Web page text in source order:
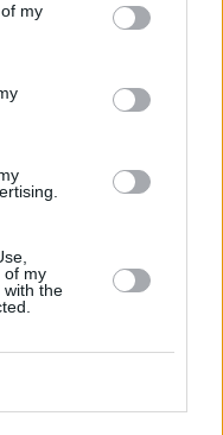
my
of my
with the